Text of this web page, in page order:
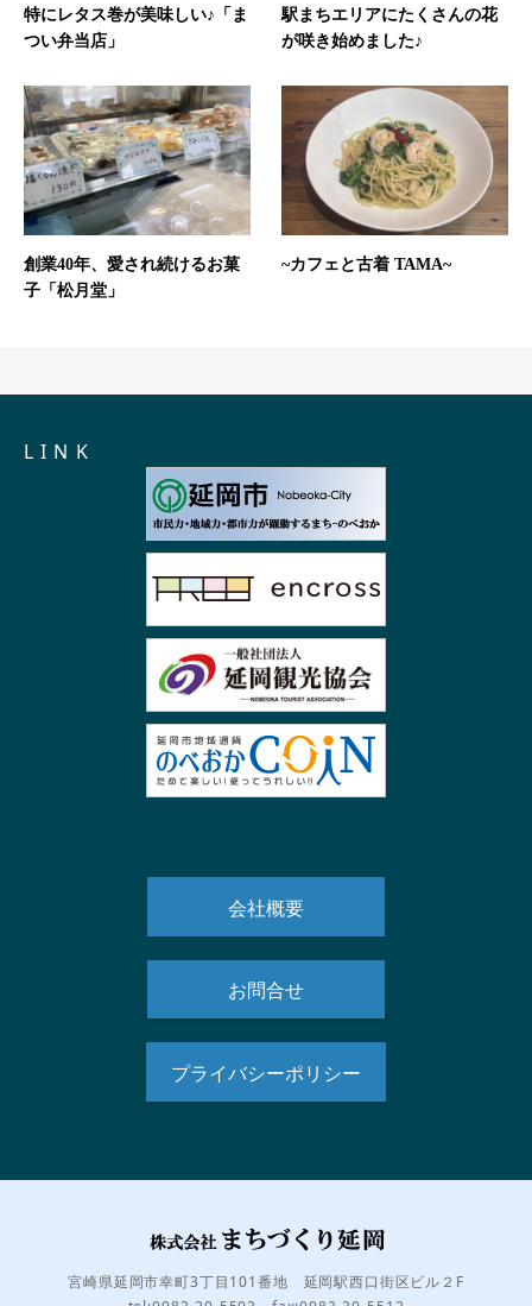
特にレタス巻が美味しい♪「ま
つい弁当店」
駅まちエリアにたくさんの花
が咲き始めました♪
創業40年、愛され続けるお菓
子「松月堂」
~カフェと古着 TAMA~
L I N K
会社概要
お問合せ
プライバシーポリシー
宮崎県延岡市幸町3丁目101番地 延岡駅西口街区ビル２F